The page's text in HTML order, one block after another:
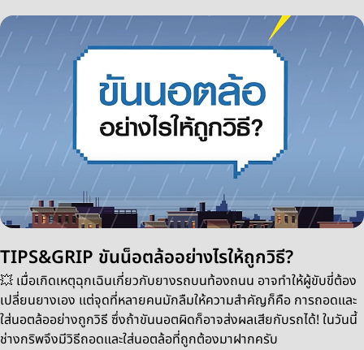
TIPS&GRIP ขันน็อตล้ออย่างไรให้ถูกวิธี?
💥 เมื่อเกิดเหตุฉุกเฉินเกี่ยวกับยางรถบนท้องถนน อาจทำให้ผู้ขับขี่ต้อง
เปลี่ยนยางเอง แต่จุดที่หลายคนมักลืมให้ความสำคัญก็คือ การถอดและ
ใส่นอตล้ออย่างถูกวิธี ซึ่งถ้าขันนอตผิดก็อาจส่งผลเสียกับรถได้! ในวันนี้
ช่างกริพจึงมีวิธีถอดและใส่นอตล้อที่ถูกต้องมาฝากครับ